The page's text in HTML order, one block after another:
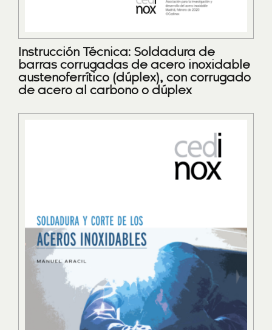
Instrucción Técnica: Soldadura de
barras corrugadas de acero inoxidable
austenoferrítico (dúplex), con corrugado
de acero al carbono o dúplex